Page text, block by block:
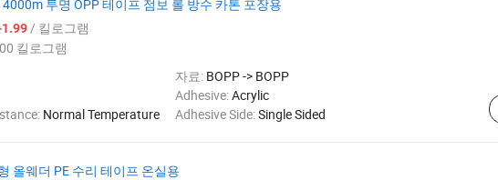
투명 OPP 테이프 점보 롤 방수 카톤 포장용
/ 킬로그램
킬로그램
자료: BOPP -> BOPP
Adhesive:Acrylic
Normal Temperature Adhesive Side:Single Sided
올웨더 PE 수리 테이프 온실용